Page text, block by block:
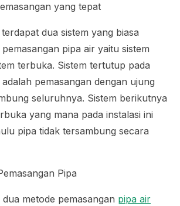
yang tepat
dua sistem yang biasa
pipa air yaitu sistem
terbuka. Sistem tertutup pada
pemasangan dengan ujung
seluruhnya. Sistem berikutnya
yang mana pada instalasi ini
pipa tidak tersambung secara
Pipa
metode pemasangan pipa air